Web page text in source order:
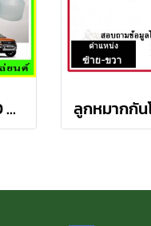
ลูกหมากปีกนกบน FORD Ranger T6 / MAZDA BT50 PRO 2WD , 4WD